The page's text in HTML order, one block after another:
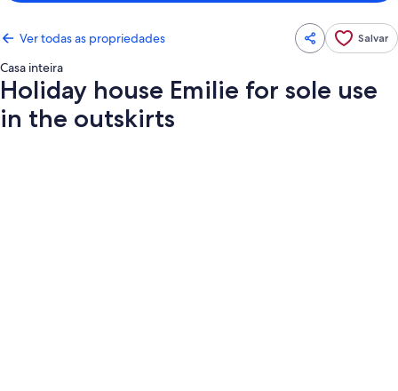
Ver todas as propriedades Salvar
Casa inteira
Holiday house Emilie for sole use
in the outskirts